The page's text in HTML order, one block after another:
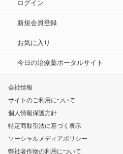
ログイン
新規会員登録
お気に入り
今日の治療薬ポータルサイト
会社情報
サイトのご利用について
個人情報保護方針
特定商取引法に基づく表示
ソーシャルメディアポリシー
弊社著作物の利用について